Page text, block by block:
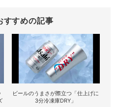
すすめの記事
ビールのうまさが際立つ「仕上げに
3分冷凍庫DRY」